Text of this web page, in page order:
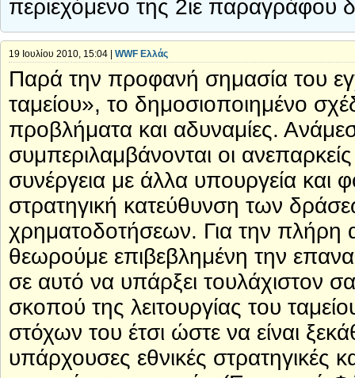
περιεχόμενο της 2ιε παραγράφου
19 Ιουλίου 2010, 15:04 | WWF Ελλάς
Παρά την προφανή σημασία του
ταμείου», το δημοσιοποιημένο
προβλήματα και αδυναμίες.
συμπεριλαμβάνονται οι
συνέργεια με άλλα υπουργεία και
στρατηγική κατεύθυνση των
χρηματοδοτήσεων. Για την
θεωρούμε επιβεβλημένη την
σε αυτό να υπάρξει τουλάχιστον
σκοπού της λειτουργίας του
στόχων του έτσι ώστε να είναι
υπάρχουσες εθνικές στρατηγικές